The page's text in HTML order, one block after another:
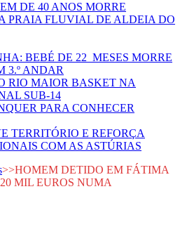
DE 40 ANOS MORRE
PRAIA FLUVIAL DE ALDEIA DO
BEBÉ DE 22 MESES MORRE
3.º ANDAR
RIO MAIOR BASKET NA
SUB-14
PARA CONHECER
TERRITÓRIO E REFORÇA
COM AS ASTÚRIAS
>>HOMEM DETIDO EM FÁTIMA
MIL EUROS NUMA